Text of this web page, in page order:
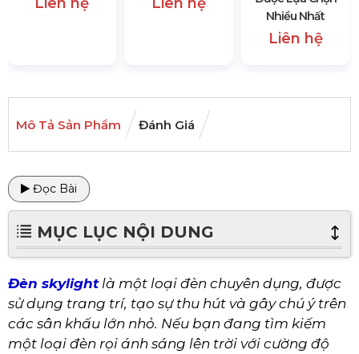
Nhiều Nhất
Liên hệ
Mô Tả Sản Phẩm Đánh Giá
Đọc Bài
MỤC LỤC NỘI DUNG
Đèn skylightlà một loại đèn chuyên dụng, được
sử dụng trang trí, tạo sự thu hút và gây chú ý trên
các sân khấu lớn nhỏ. Nếu bạn đang tìm kiếm
một loại đèn rọi ánh sáng lên trời với cường độ